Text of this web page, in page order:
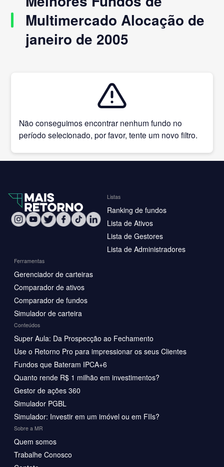
Multimercado Alocação de
janeiro de 2005
Não conseguimos encontrar nenhum fundo no
período selecionado, por favor, tente um novo filtro.
Listas
Ranking de fundos
Lista de Ativos
Lista de Gestores
Lista de Administradores
Ferramentas
Gerenciador de carteiras
Comparador de ativos
Comparador de fundos
Simulador de carteira
Conteúdos
Super Aula: Da Prospecção ao Fechamento
Use o Retorno Pro para impressionar os seus Clientes
Fundos que Bateram IPCA+6
Quanto rende R$ 1 milhão em investimentos?
Gestor de ações 360
Simulador PGBL
Simulador: Investir em um imóvel ou em FIIs?
Sobre a MR
Quem somos
Trabalhe Conosco